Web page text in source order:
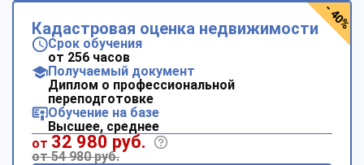
Кадастровая оценка недвижимости
Срок обучения
от 256 часов
Получаемый документ
Диплом о профессиональной
переподготовке
Обучение на базе
Высшее, среднее
от 32 980 руб.
от 54 980 руб.
- 40%